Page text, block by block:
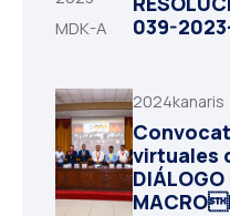
039-
2024kanaris
virtuales
DIÁLOGO